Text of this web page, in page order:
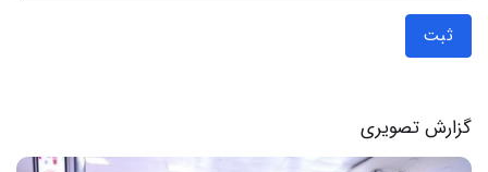
ثبت
گزارش تصویری